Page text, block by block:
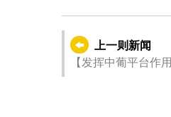
上一则新闻
【发挥中葡平台作